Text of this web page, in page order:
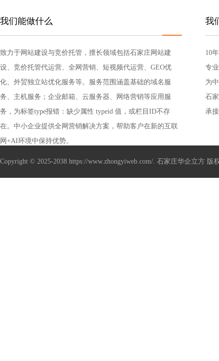
我们能做什么
致力于网站建设与竞价托管，擅长领域包括石家庄网站建
设、竞价托管代运营、全网营销、短视频代运营、GEO优
化、外贸独立站优化服务等。服务范围涵盖基础的域名服
务、主机服务；企业邮箱、云服务器、网络营销等应用服
务，为标签type报错：缺少属性 typeid 值，或栏目ID不存
在。中小企业提供全网营销解决方案，帮助客户在新的互联
网+AI环境中保持优势。
我
10
专
为
销
石
承
Copyright © 2025-2038 https://www.zhongyiweb.com/. 石家庄华企立方 版